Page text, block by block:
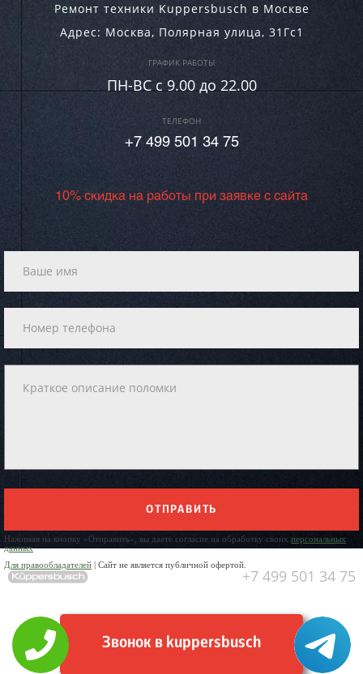
Ремонт техники Kuppersbusch в Москве
Адрес: Москва, Полярная улица, 31Гс1
ГРАФИК РАБОТЫ
ПН-ВC c 9.00 до 22.00
ТЕЛЕФОН
+7 499 501 34 75
10% скидка на работы при заявке с сайта
ОТПРАВИТЬ
Нажимая на кнопку «Отправить», вы даете согласие на обработку своих персональных
данных
Для правообладателей | Сайт не является публичной офертой.
+7 499 501 34 75
Звонок в kuppersbusch